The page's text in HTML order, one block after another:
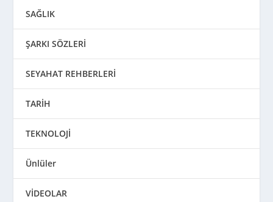
SAĞLIK
ŞARKI SÖZLERİ
SEYAHAT REHBERLERİ
TARİH
TEKNOLOJİ
Ünlüler
VİDEOLAR